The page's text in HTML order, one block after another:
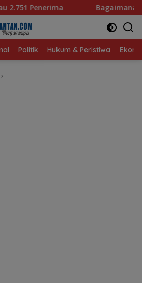
KIP Hadapi Deepfake dan Hoaks?
Politik Hukum & Peristiwa